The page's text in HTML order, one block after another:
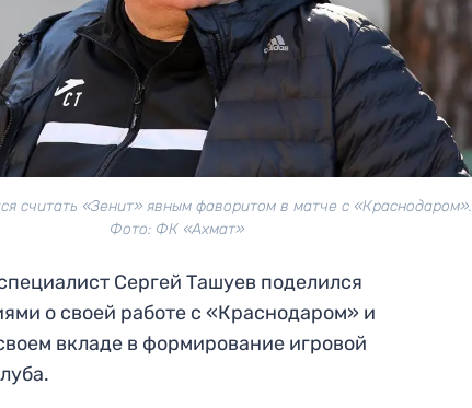
считать «Зенит» явным фаворитом в матче с «Краснодаром».
Фото: ФК «Ахмат»
Сергей Ташуев поделился
о своей работе с «Краснодаром» и
вкладе в формирование игровой